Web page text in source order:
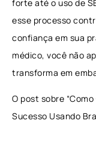
forte até o uso de
esse processo
confiança em sua
médico, você não
transforma em
O post sobre
Sucesso Usando